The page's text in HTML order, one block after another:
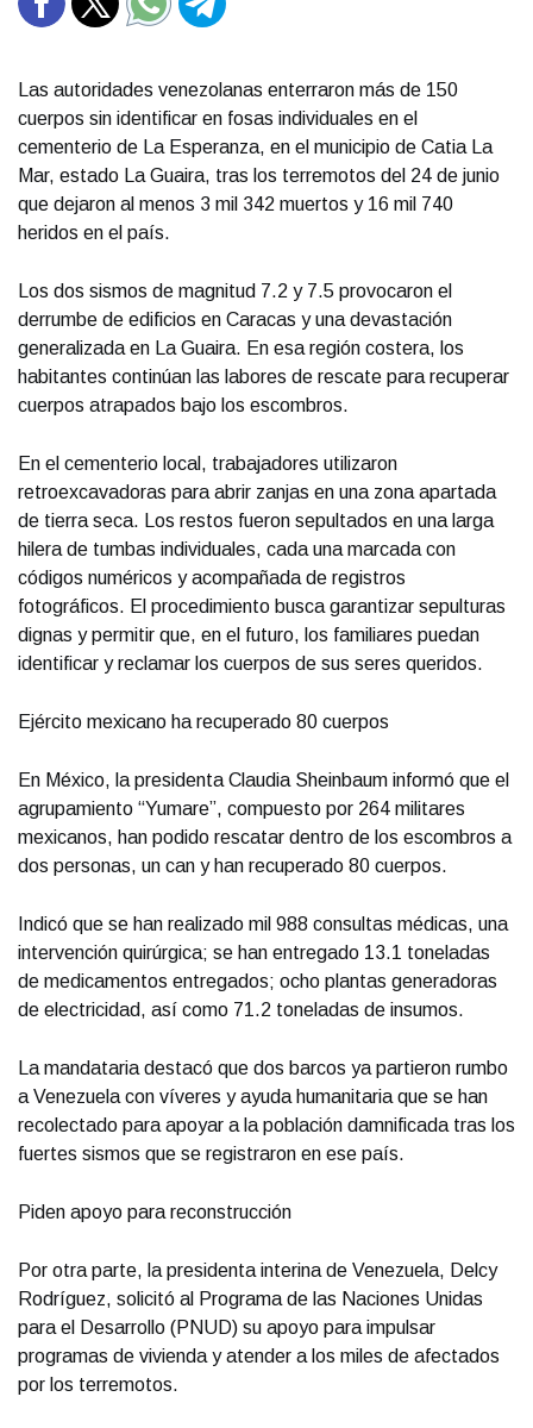
Las autoridades venezolanas enterraron más de 150
cuerpos sin identificar en fosas individuales en el
cementerio de La Esperanza, en el municipio de Catia La
Mar, estado La Guaira, tras los terremotos del 24 de junio
que dejaron al menos 3 mil 342 muertos y 16 mil 740
heridos en el país.
Los dos sismos de magnitud 7.2 y 7.5 provocaron el
derrumbe de edificios en Caracas y una devastación
generalizada en La Guaira. En esa región costera, los
habitantes continúan las labores de rescate para recuperar
cuerpos atrapados bajo los escombros.
En el cementerio local, trabajadores utilizaron
retroexcavadoras para abrir zanjas en una zona apartada
de tierra seca. Los restos fueron sepultados en una larga
hilera de tumbas individuales, cada una marcada con
códigos numéricos y acompañada de registros
fotográficos. El procedimiento busca garantizar sepulturas
dignas y permitir que, en el futuro, los familiares puedan
identificar y reclamar los cuerpos de sus seres queridos.
Ejército mexicano ha recuperado 80 cuerpos
En México, la presidenta Claudia Sheinbaum informó que el
agrupamiento “Yumare”, compuesto por 264 militares
mexicanos, han podido rescatar dentro de los escombros a
dos personas, un can y han recuperado 80 cuerpos.
Indicó que se han realizado mil 988 consultas médicas, una
intervención quirúrgica; se han entregado 13.1 toneladas
de medicamentos entregados; ocho plantas generadoras
de electricidad, así como 71.2 toneladas de insumos.
La mandataria destacó que dos barcos ya partieron rumbo
a Venezuela con víveres y ayuda humanitaria que se han
recolectado para apoyar a la población damnificada tras los
fuertes sismos que se registraron en ese país.
Piden apoyo para reconstrucción
Por otra parte, la presidenta interina de Venezuela, Delcy
Rodríguez, solicitó al Programa de las Naciones Unidas
para el Desarrollo (PNUD) su apoyo para impulsar
programas de vivienda y atender a los miles de afectados
por los terremotos.